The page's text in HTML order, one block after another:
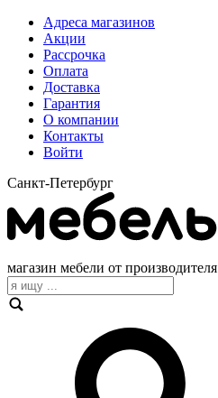
Адреса магазинов
Акции
Рассрочка
Оплата
Доставка
Гарантия
О компании
Контакты
Войти
Санкт-Петербург
магазин мебели от производителя